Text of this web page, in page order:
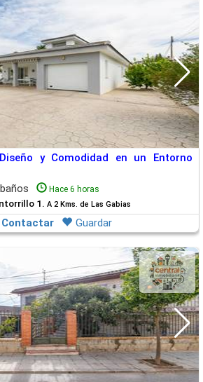
y Comodidad en un Entorno
Hace 6 horas
1. A 2 Kms. de Las Gabias
Contactar Guardar